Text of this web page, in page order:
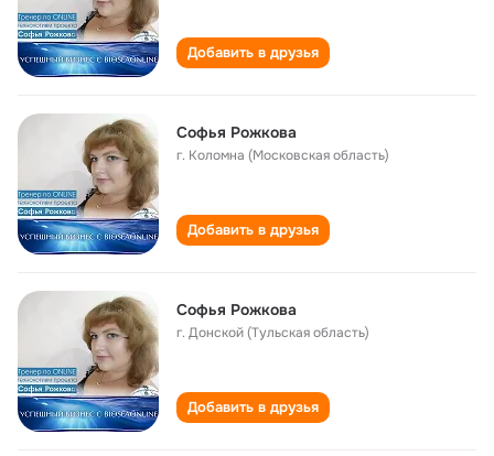
Добавить в друзья
Софья Рожкова
г. Коломна (Московская область)
Добавить в друзья
Софья Рожкова
г. Донской (Тульская область)
Добавить в друзья